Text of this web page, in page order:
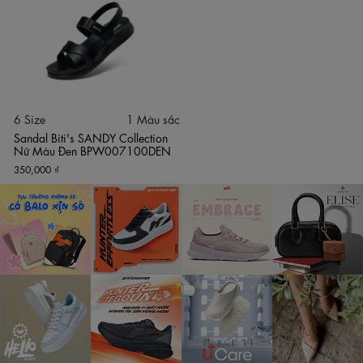
nhẹ nhàng, không bị mỏi dù phải di chuyển suốt ngày dài.
Chất liệu quai Si PU mềm mại: Phần quai được chế tác từ
Si PU mềm, mang đến cảm giác êm, mềm mại khi tiếp xúc
với da, hạn chế tình trạng hằn đau hay trầy xước.
Vững chắc và an toàn: Kết cấu giày thiết kế vững chắc, ôm
hình.
Tiện lợi hằng ngày: Quai dán chắc chắn giúp thao tác
mang và tháo giày trở nên cực kỳ nhanh chóng và dễ dàng
điều chỉnh độ ôm vừa vặn.
Thông số kỹ thuật sản phẩm
Thương hiệu: Biti's Việt Nam.
Dòng sản phẩm: SANDY Collection.
Màu sắc: Đen (Black) thanh lịch.
Kích cỡ (Size): 28, 29, 30, 31, 32, 33, 34..
Chất liệu quai: Si PU mềm.
Chất liệu đế: IP siêu nhẹ.
Hướng dẫn bảo quản & Vệ sinh
6 Size
1 Màu sắc
Sandal Biti's SANDY Collection
Nữ Màu Đen BPW007100DEN
350,000 ₫